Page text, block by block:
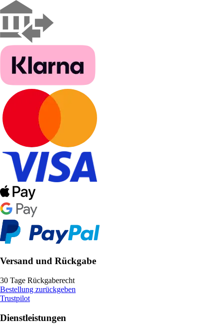
Versand und Rückgabe
30 Tage Rückgaberecht
Bestellung zurückgeben
Trustpilot
Dienstleistungen